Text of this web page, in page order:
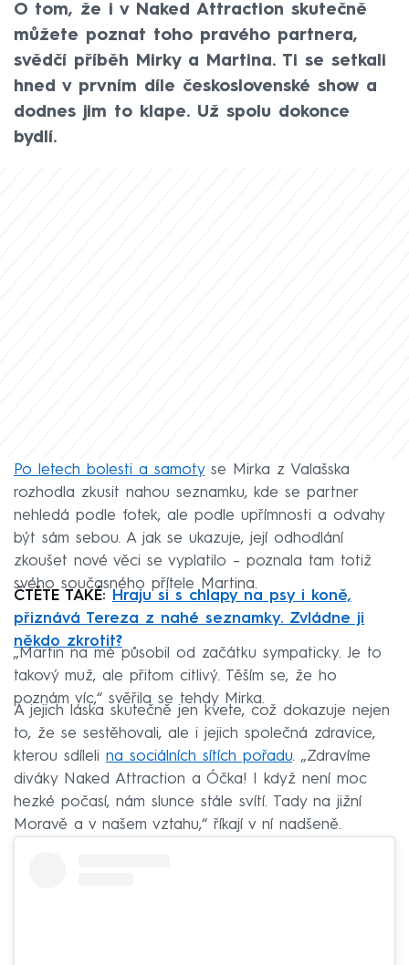
O tom, že i v Naked Attraction skutečně
můžete poznat toho pravého partnera,
svědčí příběh Mirky a Martina. Ti se setkali
hned v prvním díle československé show a
dodnes jim to klape. Už spolu dokonce
bydlí.
Po letech bolesti a samotyse Mirka z Valašska
rozhodla zkusit nahou seznamku, kde se partner
nehledá podle fotek, ale podle upřímnosti a odvahy
být sám sebou. A jak se ukazuje, její odhodlání
zkoušet nové věci se vyplatilo – poznala tam totiž
svého současného přítele Martina.
ČTĚTE TAKÉ: Hraju si s chlapy na psy i koně,
přiznává Tereza z nahé seznamky. Zvládne ji
někdo zkrotit?
„Martin na mě působil od začátku sympaticky. Je to
takový muž, ale přitom citlivý. Těším se, že ho
poznám víc,“ svěřila se tehdy Mirka.
A jejich láska skutečně jen kvete, což dokazuje nejen
to, že se sestěhovali, ale i jejich společná zdravice,
kterou sdíleli na sociálních sítích pořadu. „Zdravíme
diváky Naked Attraction a Óčka! I když není moc
hezké počasí, nám slunce stále svítí. Tady na jižní
Moravě a v našem vztahu,“ říkají v ní nadšeně.